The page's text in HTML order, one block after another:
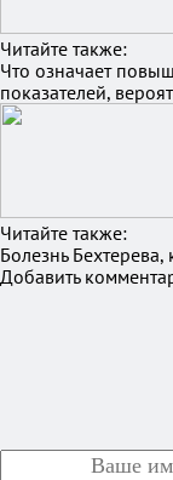
Читайте также:
Что означает
показателей,
Читайте также:
Болезнь
Добавить